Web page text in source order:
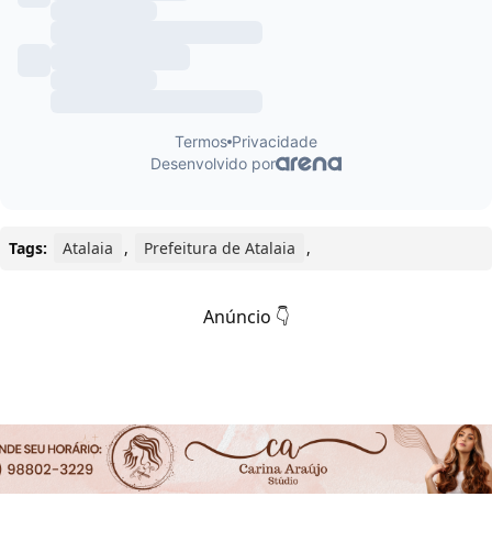
Tags: Atalaia , Prefeitura de Atalaia ,
Anúncio 👇